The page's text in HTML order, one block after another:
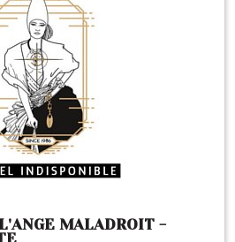
MALADROIT -